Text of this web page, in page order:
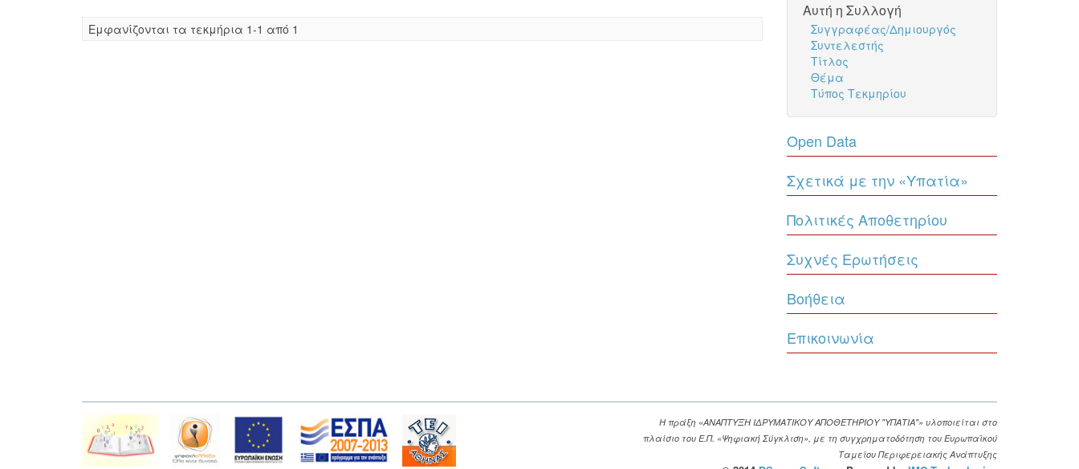
Eμφανίζονται τα τεκμήρια 1-1 από 1
Αυτή η Συλλογή
Συγγραφέας/Δημιουργός
Συντελεστής
Τίτλος
Θέμα
Τύπος Τεκμηρίου
Open Data
Σχετικά με την «Υπατία»
Πολιτικές Αποθετηρίου
Συχνές Ερωτήσεις
Βοήθεια
Επικοινωνία
Η πράξη «ΑΝΑΠΤΥΞΗ ΙΔΡΥΜΑΤΙΚΟΥ ΑΠΟΘΕΤΗΡΙΟΥ "ΥΠΑΤΙΑ"» υλοποιείται στο
πλαίσιο του Ε.Π. «Ψηφιακή Σύγκλιση», με τη συγχρηματοδότηση του Ευρωπαϊκού
Ταμείου Περιφερειακής Ανάπτυξης